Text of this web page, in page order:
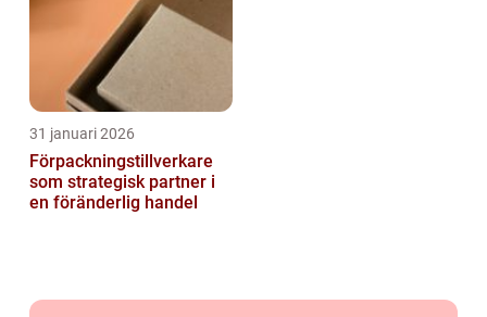
31 januari 2026
Förpackningstillverkare
som strategisk partner i
en föränderlig handel